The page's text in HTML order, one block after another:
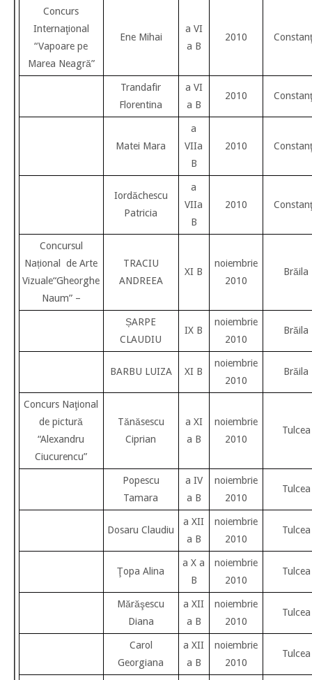
Concurs
Internaţional
“Vapoare pe
Marea Neagră”
Ene Mihai
a VI
a B
2010
Trandafir
Florentina
a VI
a B
2010
Matei Mara
a
VIIa
B
2010
Iordăchescu
Patricia
a
VIIa
B
2010
Concursul
Național de Arte
Vizuale“Gheorghe
Naum” –
TRACIU
ANDREEA
XI B
noiembrie
2010
Brăila
ȘARPE
CLAUDIU
IX B
noiembrie
2010
Brăila
BARBU LUIZA XI B
noiembrie
2010
Brăila
Concurs Naţional
de pictură
“Alexandru
Ciucurencu”
Tănăsescu
Ciprian
a XI
a B
noiembrie
2010
Tulcea
Popescu
Tamara
a IV
a B
noiembrie
2010
Tulcea
Dosaru Claudiu
a XII
a B
noiembrie
2010
Tulcea
Ţopa Alina
a X a
B
noiembrie
2010
Tulcea
Mărăşescu
Diana
a XII
a B
noiembrie
2010
Tulcea
Carol
Georgiana
a XII
a B
noiembrie
2010
Tulcea